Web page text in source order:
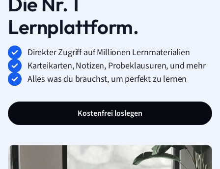
Lernplattform.
Direkter Zugriff auf Millionen Lernmaterialien
Karteikarten, Notizen, Probeklausuren, und mehr
Alles was du brauchst, um perfekt zu lernen
Kostenfrei loslegen